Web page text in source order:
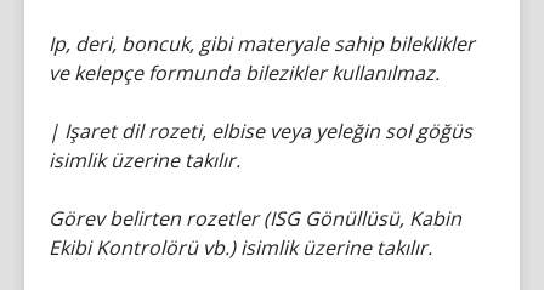
Ip, deri, boncuk, gibi materyale sahip bileklikler
ve kelepçe formunda bilezikler kullanılmaz.
| Işaret dil rozeti, elbise veya yeleğin sol göğüs
isimlik üzerine takılır.
Görev belirten rozetler (ISG Gönüllüsü, Kabin
Ekibi Kontrolörü vb.) isimlik üzerine takılır.